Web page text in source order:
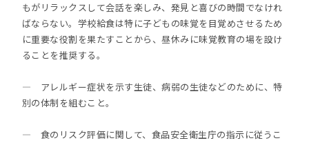
もがリラックスして会話を楽しみ、発見と喜びの時間でなけれ
ばならない。学校給食は特に子どもの味覚を目覚めさせるため
に重要な役割を果たすことから、昼休みに味覚教育の場を設け
ることを推奨する。
— アレルギー症状を示す生徒、病弱の生徒などのために、特
別の体制を組むこと。
— 食のリスク評価に関して、食品安全衛生庁の指示に従うこ